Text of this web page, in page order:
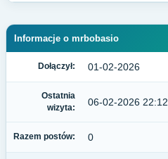
Informacje o mrbobasio
Dołączył: 01-02-2026
Ostatnia
wizyta:
06-02-2026 22:12
Razem postów: 0